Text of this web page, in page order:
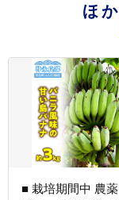
ほ
■ 栽培期間中 農